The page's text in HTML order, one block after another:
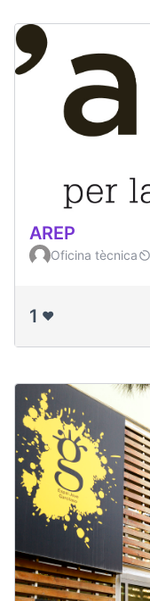
AREP
Oficina tècnica
1 ❤️